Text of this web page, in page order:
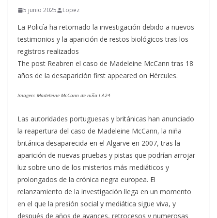
5 junio 2025 Lopez
La Policía ha retomado la investigación debido a nuevos
testimonios y la aparición de restos biológicos tras los
registros realizados
The post Reabren el caso de Madeleine McCann tras 18
años de la desaparición first appeared on Hércules.
Imagen: Madeleine McCann de niña I A24
Las autoridades portuguesas y británicas han anunciado
la reapertura del caso de Madeleine McCann, la niña
británica desaparecida en el Algarve en 2007, tras la
aparición de nuevas pruebas y pistas que podrían arrojar
luz sobre uno de los misterios más mediáticos y
prolongados de la crónica negra europea. El
relanzamiento de la investigación llega en un momento
en el que la presión social y mediática sigue viva, y
después de años de avances, retrocesos y numerosas